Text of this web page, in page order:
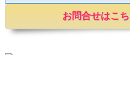
お問合せはこ